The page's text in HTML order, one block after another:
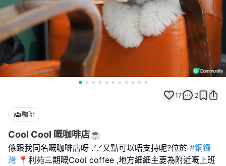
17 2
咖啡
Cool Cool 嘅咖啡店☕️
係跟我同名嘅咖啡店呀 .ᐟ.ᐟ又點可以唔支持呢?位於 #銅鑼
灣 📍利苑三期嘅Cool coffee ,地方細細主要為附近嘅上班